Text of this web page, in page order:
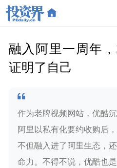
融入阿里一周年
证明了自己
作为老牌视频网站，优酷
阿里以私有化要约收购后
不但融入进了阿里生态，
命力。不得不说，优酷也是